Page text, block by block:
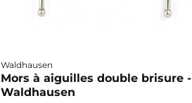
Waldhausen
Mors à aiguilles double brisure -
Waldhausen